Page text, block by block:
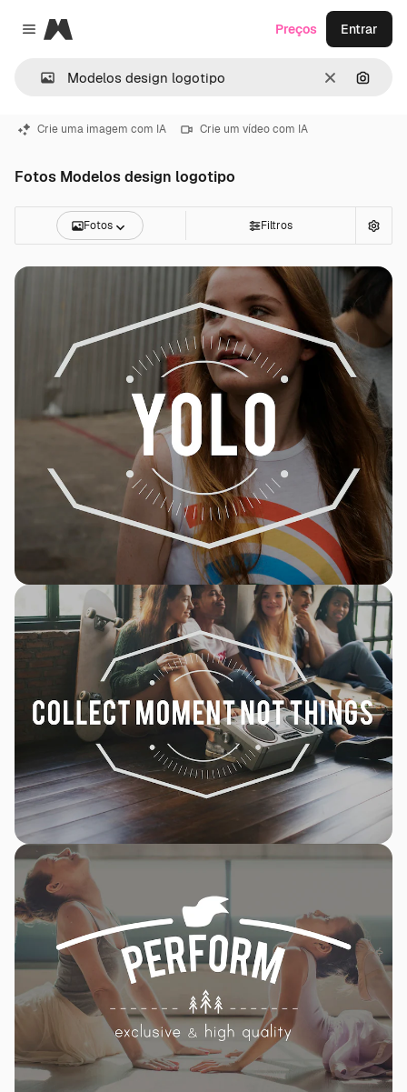
Close menu
Magnific
Limpar
Preços Entrar
Crie uma imagem com IA Crie um vídeo com IA
Fotos Modelos design logotipo
Fotos Filtros